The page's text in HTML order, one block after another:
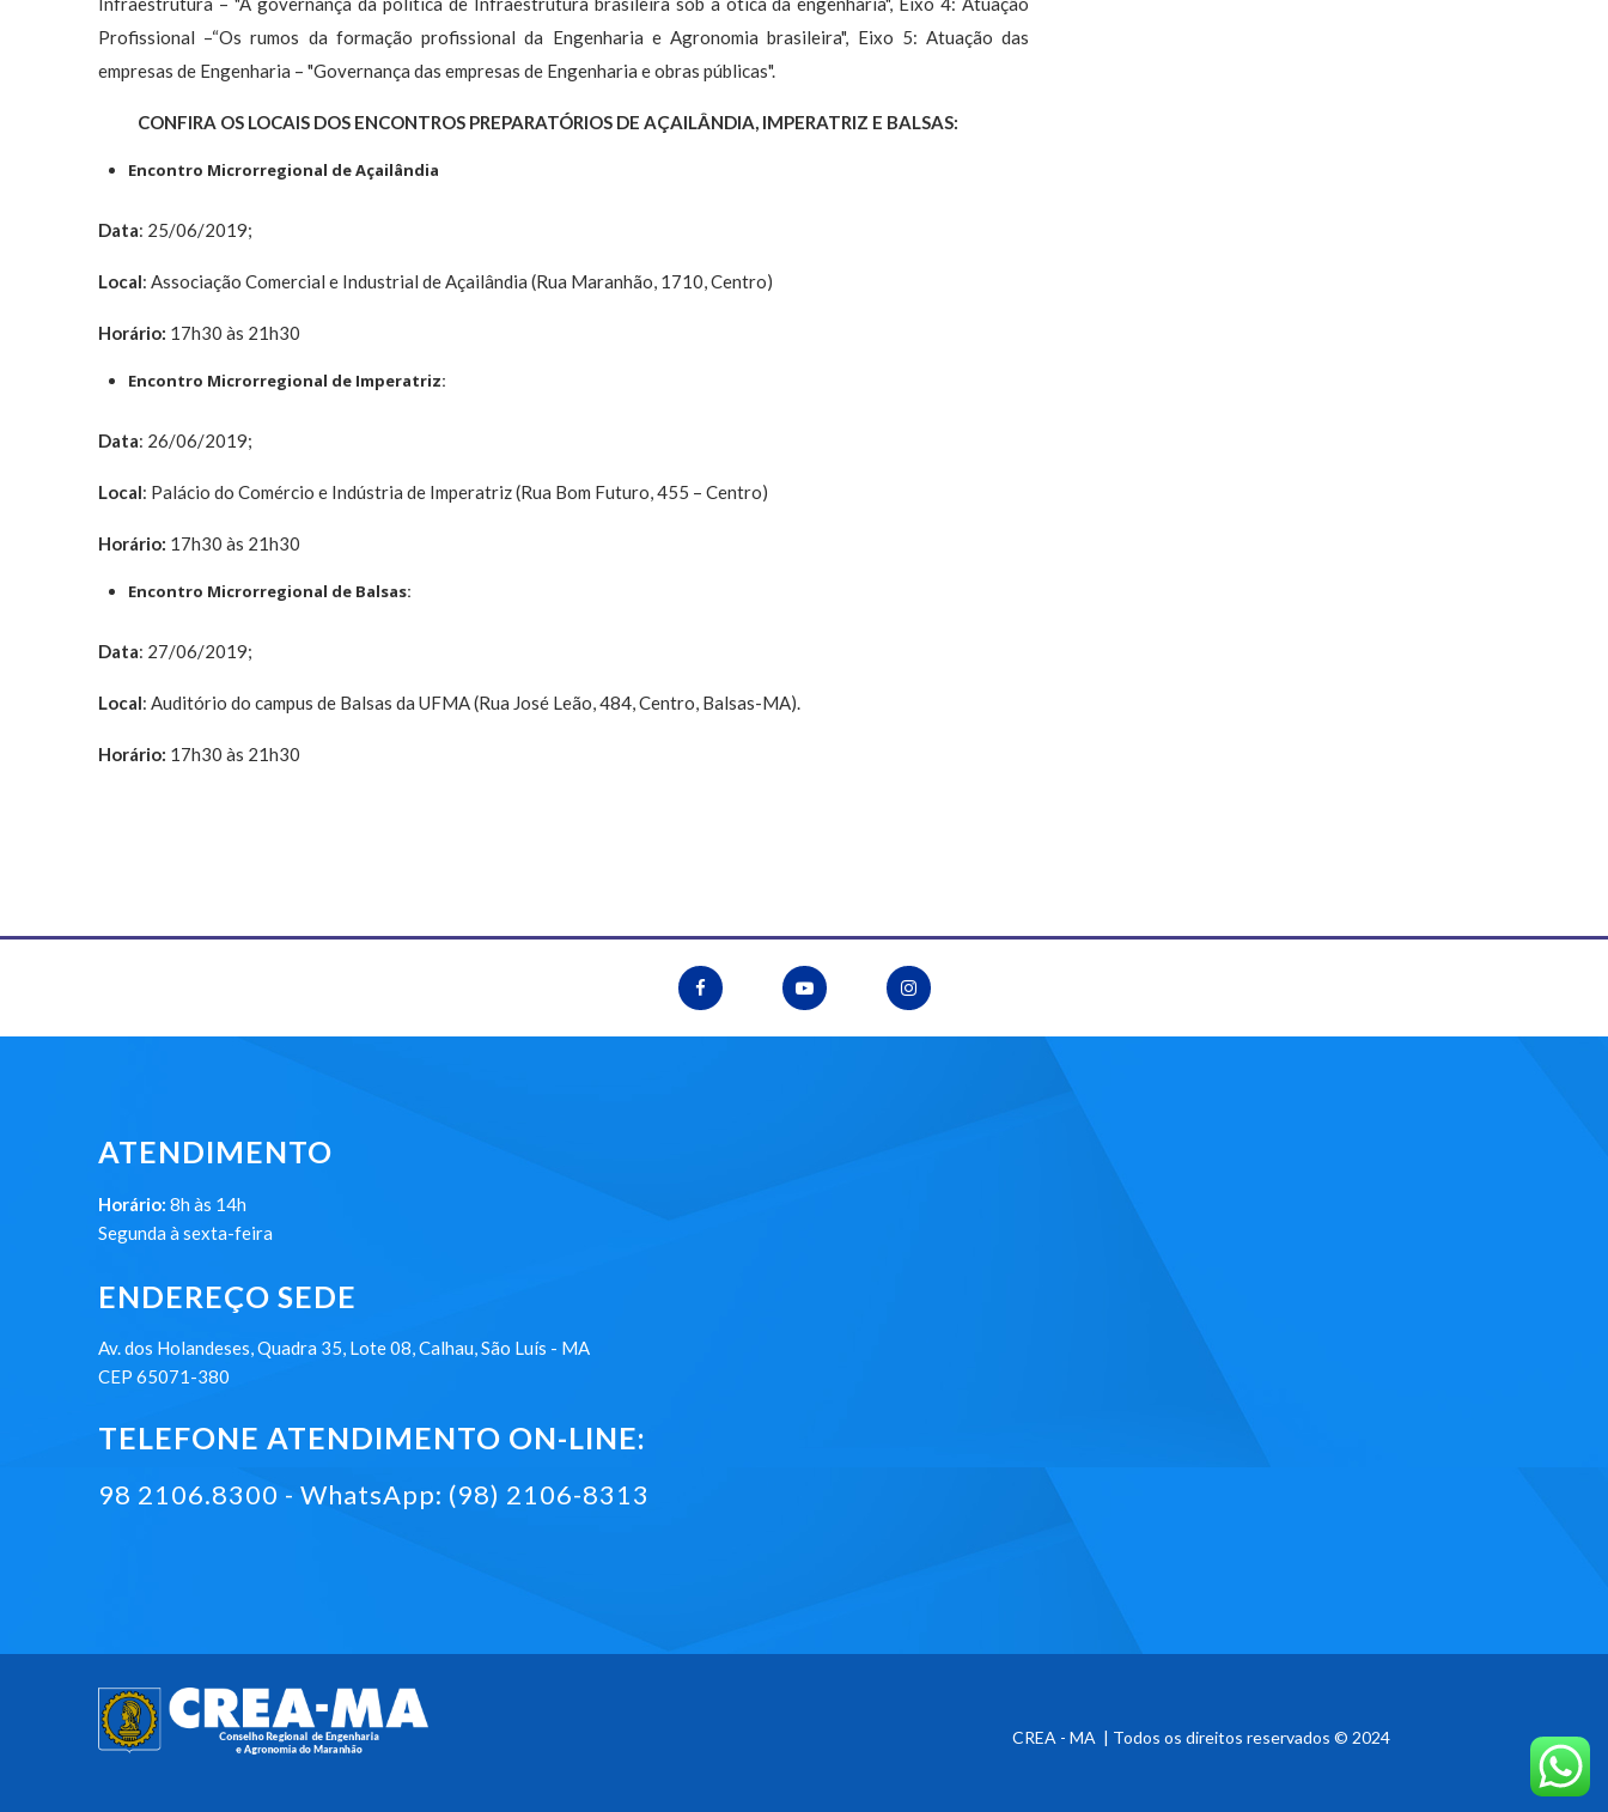
Profissional –“Os rumos da formação profissional da Engenharia e Agronomia brasileira", Eixo 5: Atuação das
empresas de Engenharia – "Governança das empresas de Engenharia e obras públicas".
CONFIRA OS LOCAIS DOS ENCONTROS PREPARATÓRIOS DE AÇAILÂNDIA, IMPERATRIZ E BALSAS:
Encontro Microrregional de Açailândia
Data: 25/06/2019;
Local: Associação Comercial e Industrial de Açailândia (Rua Maranhão, 1710, Centro)
Horário: 17h30 às 21h30
Encontro Microrregional de Imperatriz:
Data: 26/06/2019;
Local: Palácio do Comércio e Indústria de Imperatriz (Rua Bom Futuro, 455 – Centro)
Horário: 17h30 às 21h30
Encontro Microrregional de Balsas:
Data: 27/06/2019;
Local: Auditório do campus de Balsas da UFMA (Rua José Leão, 484, Centro, Balsas-MA).
Horário: 17h30 às 21h30
ATENDIMENTO
Horário: 8h às 14h
Segunda à sexta-feira
ENDEREÇO SEDE
Av. dos Holandeses, Quadra 35, Lote 08, Calhau, São Luís - MA
CEP 65071-380
TELEFONE ATENDIMENTO ON-LINE:
98 2106.8300 - WhatsApp: (98) 2106-8313
CREA - MA | Todos os direitos reservados © 2024